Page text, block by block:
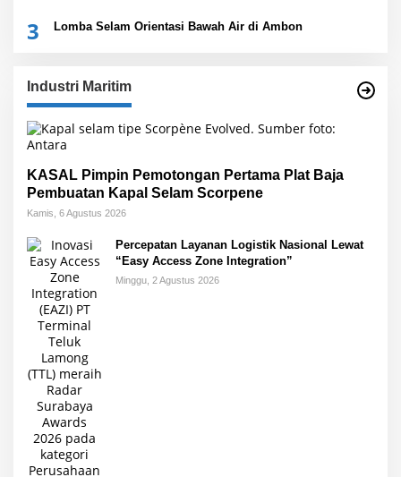
3 Lomba Selam Orientasi Bawah Air di Ambon
Industri Maritim
KASAL Pimpin Pemotongan Pertama Plat Baja
Pembuatan Kapal Selam Scorpene
Kamis, 6 Agustus 2026
Percepatan Layanan Logistik Nasional Lewat
“Easy Access Zone Integration”
Minggu, 2 Agustus 2026